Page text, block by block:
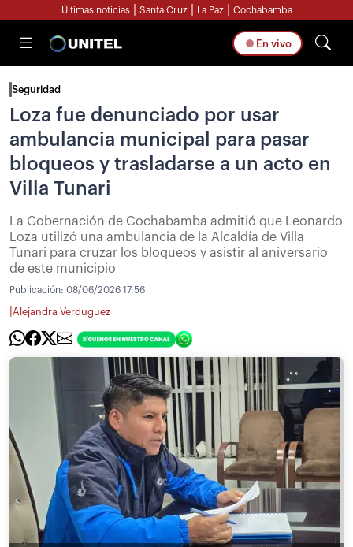
Últimas noticias Santa Cruz La Paz Cochabamba
En vivo
Seguridad
Loza fue denunciado por usar
ambulancia municipal para pasar
bloqueos y trasladarse a un acto en
Villa Tunari
La Gobernación de Cochabamba admitió que Leonardo
Loza utilizó una ambulancia de la Alcaldía de Villa
Tunari para cruzar los bloqueos y asistir al aniversario
de este municipio
Publicación: 08/06/2026 17:56
Alejandra Verduguez